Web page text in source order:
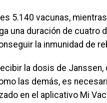
5.140 vacunas,
una duración de cuatro
la inmunidad de
la dosis de
las demás, es
en el aplicativo Mi